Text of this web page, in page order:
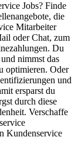
Jobs? Finde
die
Mitarbeiter
oder Chat, zum
Du
nimmst das
optimieren. Oder
und
ersparst du
durch diese
Verschaffe
Kundenservice